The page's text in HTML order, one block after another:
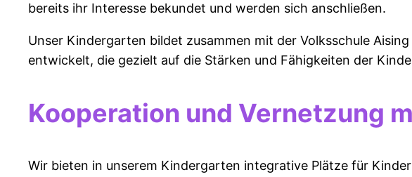
bereits ihr Interesse bekundet und werden sich anschließen.
Unser Kindergarten bildet zusammen mit der Volksschule
entwickelt, die gezielt auf die Stärken und Fähigkeiten der
Kooperation und Vernetzung
Wir bieten in unserem Kindergarten integrative Plätze für